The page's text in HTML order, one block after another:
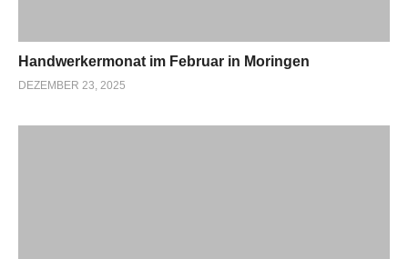
Handwerkermonat im Februar in Moringen
DEZEMBER 23, 2025